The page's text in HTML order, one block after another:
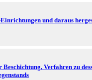
und daraus
Verfahren zu